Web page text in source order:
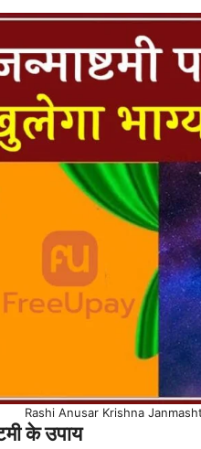
Rashi Anusar Krishna
के उपाय